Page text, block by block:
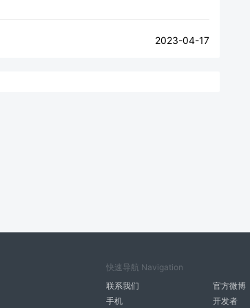
2023-04-17
快速导航 Navigation
联系我们
官方微博
手机
开发者